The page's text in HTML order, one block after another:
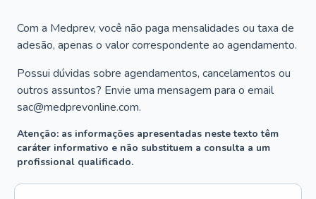
Com a Medprev, você não paga mensalidades ou taxa de
adesão, apenas o valor correspondente ao agendamento.
Possui dúvidas sobre agendamentos, cancelamentos ou
outros assuntos? Envie uma mensagem para o email
sac@medprevonline.com.
Atenção: as informações apresentadas neste texto têm
caráter informativo e não substituem a consulta a um
profissional qualificado.